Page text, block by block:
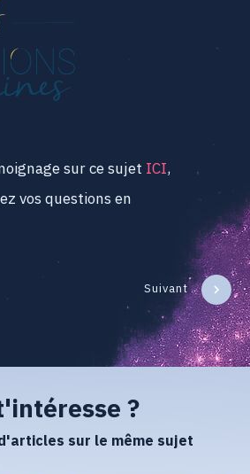
sur ce sujet ICI,
vos questions en
Suivant
?
sur le même sujet